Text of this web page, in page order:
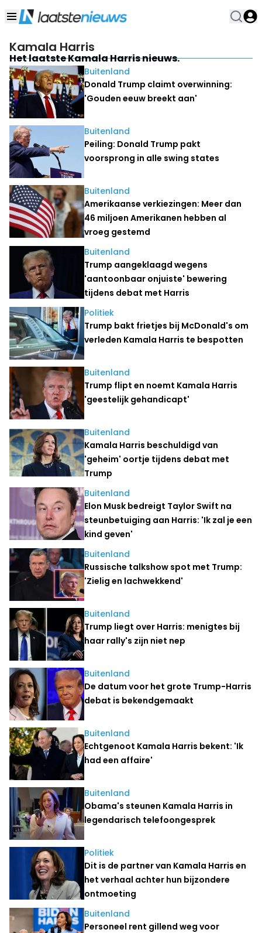
Kamala Harris
Het laatste Kamala Harris nieuws.
Buitenland
Donald Trump claimt overwinning:
'Gouden eeuw breekt aan'
Buitenland
Peiling: Donald Trump pakt
voorsprong in alle swing states
Buitenland
Amerikaanse verkiezingen: Meer dan
46 miljoen Amerikanen hebben al
vroeg gestemd
Buitenland
Trump aangeklaagd wegens
'aantoonbaar onjuiste' bewering
tijdens debat met Harris
Politiek
Trump bakt frietjes bij McDonald's om
verleden Kamala Harris te bespotten
Buitenland
Trump flipt en noemt Kamala Harris
'geestelijk gehandicapt'
Buitenland
Kamala Harris beschuldigd van
'geheim' oortje tijdens debat met
Trump
Buitenland
Elon Musk bedreigt Taylor Swift na
steunbetuiging aan Harris: 'Ik zal je een
kind geven'
Buitenland
Russische talkshow spot met Trump:
'Zielig en lachwekkend'
Buitenland
Trump liegt over Harris: menigtes bij
haar rally's zijn niet nep
Buitenland
De datum voor het grote Trump-Harris
debat is bekendgemaakt
Buitenland
Echtgenoot Kamala Harris bekent: 'Ik
had een affaire'
Buitenland
Obama's steunen Kamala Harris in
legendarisch telefoongesprek
Politiek
Dit is de partner van Kamala Harris en
het verhaal achter hun bijzondere
ontmoeting
Buitenland
Personeel rent gillend weg voor